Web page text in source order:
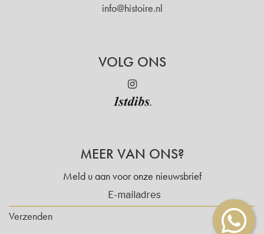
info@histoire.nl
VOLG ONS
MEER VAN ONS?
Meld u aan voor onze nieuwsbrief